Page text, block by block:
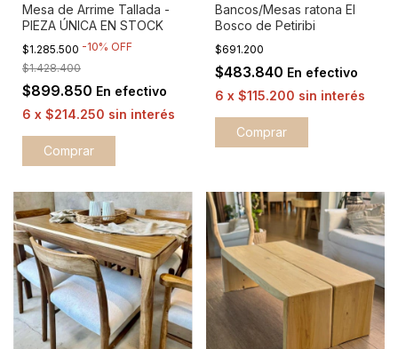
Mesa de Arrime Tallada -
PIEZA ÚNICA EN STOCK
$1.285.500 -10% OFF
$1.428.400
$899.850 En efectivo
6 x $214.250 sin interés
Bancos/Mesas ratona El
Bosco de Petiribi
$691.200
$483.840 En efectivo
6 x $115.200 sin interés
Comprar